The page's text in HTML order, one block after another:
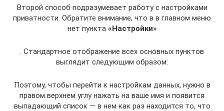
Второй способ подразумевает работу с настройками
приватности. Обратите внимание, что в в главном меню
нет пункта «Настройки»
. Стандартное отображение всех основных пунктов
выглядит следующим образом:
Поэтому, чтобы перейти к настройкам данных, нужно в
правом верхнем углу нажать на ваше имя и появится
выпадающий список — в нем как раз находится то, что